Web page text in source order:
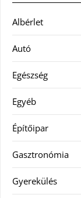
Albérlet
Autó
Egészség
Egyéb
Építőipar
Gasztronómia
Gyerekülés